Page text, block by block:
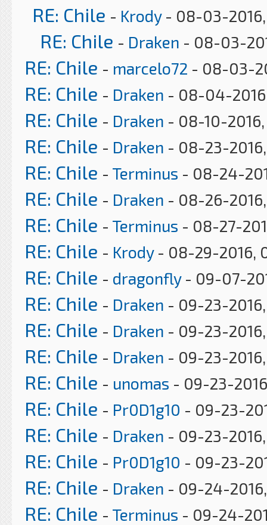
RE: Chile - Krody- 08-03-2016,
RE: Chile - Draken - 08-03-
RE: Chile - marcelo72 - 08-03-
RE: Chile - Draken - 08-04-
RE: Chile - Draken - 08-10-2016,
RE: Chile - Draken - 08-23-
RE: Chile - Terminus - 08-24-
RE: Chile - Draken - 08-26-
RE: Chile - Terminus - 08-27-
RE: Chile - Krody- 08-29-2016,
RE: Chile - dragonfly- 09-07-
RE: Chile - Draken - 09-23-
RE: Chile - Draken - 09-23-
RE: Chile - Draken - 09-23-
RE: Chile - unomas - 09-23-
RE: Chile - Pr0D1g10 - 09-23-
RE: Chile - Draken - 09-23-
RE: Chile - Pr0D1g10 - 09-23-
RE: Chile - Draken - 09-24-
RE: Chile - Terminus - 09-24-